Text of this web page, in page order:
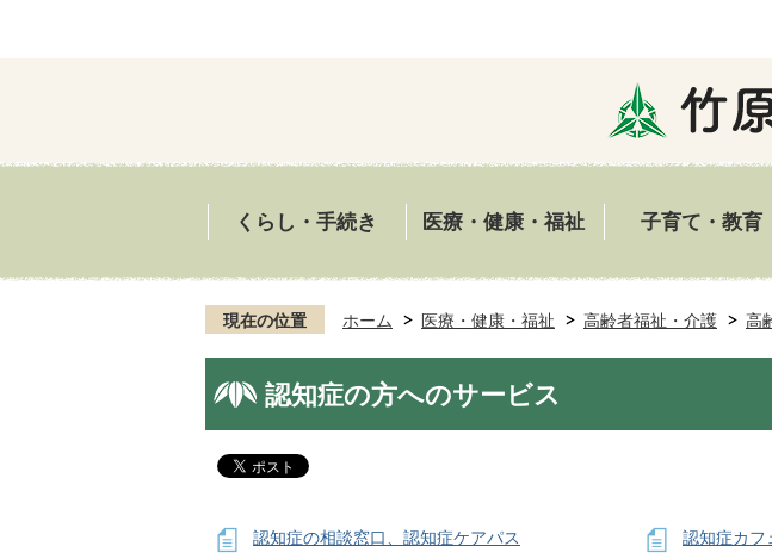
くらし・手続き 医療・健康・福祉 子育て・教育
現在の位置 ホーム 医療・健康・福祉 高齢者福祉・介護 高
認知症の方へのサービス
認知症の相談窓口、認知症ケアパス 認知症カフ